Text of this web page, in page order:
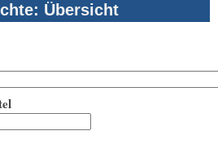
Übersicht